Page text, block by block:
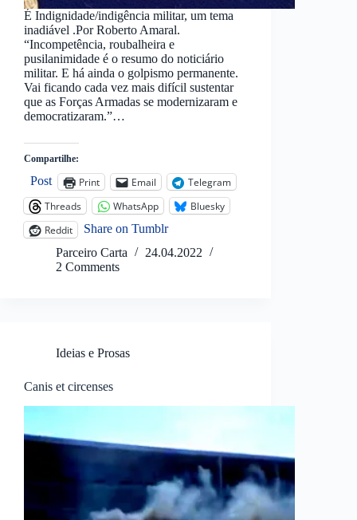
É Indignidade/indigência militar, um tema
inadiável .Por Roberto Amaral.
“Incompetência, roubalheira e
pusilanimidade é o resumo do noticiário
militar. E há ainda o golpismo permanente.
Vai ficando cada vez mais difícil sustentar
que as Forças Armadas se modernizaram e
democratizaram.”…
Compartilhe:
Post Print Email
Telegram
Threads
WhatsApp
Bluesky
Reddit
Share on Tumblr
Parceiro Carta
24.04.2022
2 Comments
Ideias e Prosas
Canis et circenses